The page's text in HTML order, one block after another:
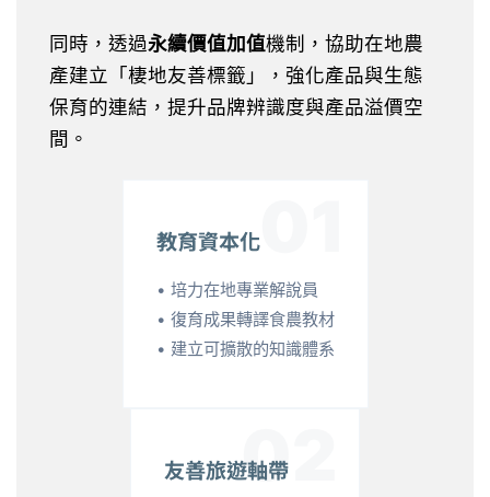
同時，透過永續價值加值機制，協助在地農
產建立「棲地友善標籤」，強化產品與生態
保育的連結，提升品牌辨識度與產品溢價空
間。
01
教育資本化
• 培力在地專業解說員
• 復育成果轉譯食農教材
• 建立可擴散的知識體系
02
友善旅遊軸帶